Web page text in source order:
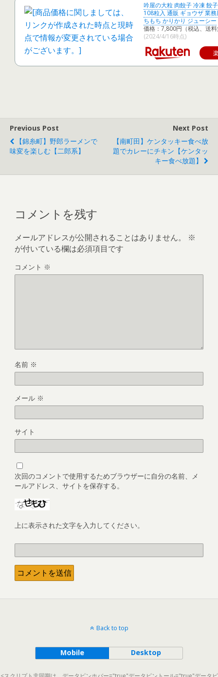
吟屋の大粒 肉餃子 冷凍 餃
108粒入 通販 ギョウザ 業
ちもち かりかり ジューシー
価格：7,800円（税込、送
(2024/4/16時点)
Previous Post
【錦糸町】野郎ラーメンで
味変を楽しむ【二郎系】
Next Post
【南町田】ケンタッキー食べ放
題でカレーにチキン【ケンタッ
キー食べ放題】
コメントを残す
メールアドレスが公開されることはありません。
※
が付いている欄は必須項目です
コメント ※
名前 ※
メール ※
サイト
次回のコメントで使用するためブラウザーに自分の名前、メ
ールアドレス、サイトを保存する。
上に表示された文字を入力してください。
Back to top
Mobile Desktop